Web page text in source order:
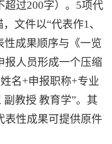
超过200字）。 5项代
，文件以“代表作1、
成果顺序与《一览
报人员形成一个压缩
姓名+申报职称+专业
教授 教育学”。其
表性成果可提供原件